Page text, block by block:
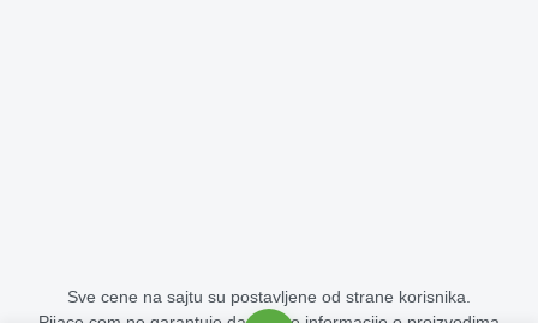
Sve cene na sajtu su postavljene od strane korisnika.